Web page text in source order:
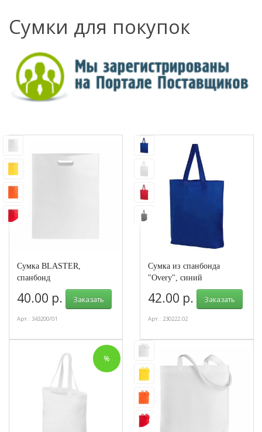
Сумки для покупок
Сумка BLASTER,
спанбонд
40.00 р. Заказать
Арт.: 343200/01
Сумка из спанбонда
"Overy", синий
42.00 р. Заказать
Арт.: 230222.02
%